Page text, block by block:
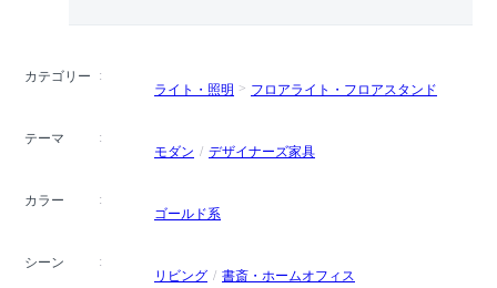
カテゴリー
ライト・照明
フロアライト・フロアスタンド
テーマ
モダン
デザイナーズ家具
カラー
ゴールド系
シーン
リビング
書斎・ホームオフィス